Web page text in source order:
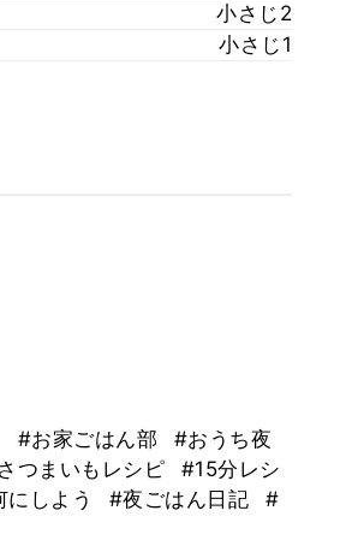
小さじ2
小さじ1
#お家ごはん部
#おうち夜
つまいもレシピ
#15分レシ
しよう #夜ごはん日記
#